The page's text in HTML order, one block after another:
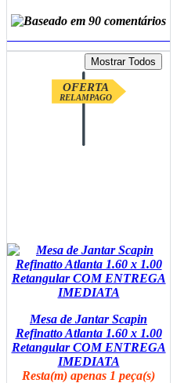
OFERTA
RELAMPAGO
Mesa de Jantar Scapin
Refinatto Atlanta 1.60 x 1.00
Retangular COM ENTREGA
IMEDIATA
Resta(m) apenas 1 peça(s)